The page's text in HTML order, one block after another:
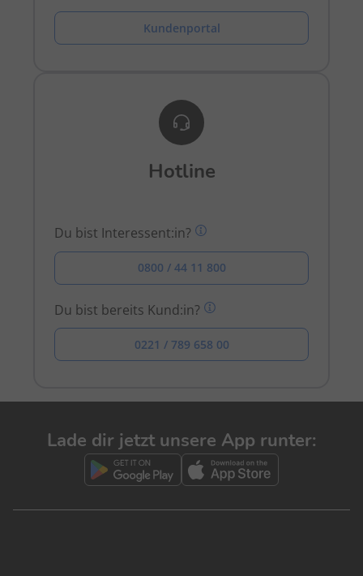
Kundenportal
Hotline
Du bist Interessent:in?
0800 / 44 11 800
Du bist bereits Kund:in?
0221 / 789 658 00
Lade dir jetzt unsere App runter: